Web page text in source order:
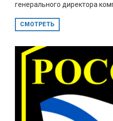
генерального директора
СМОТРЕТЬ